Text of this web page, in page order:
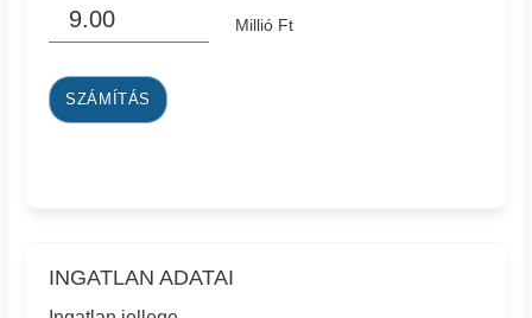
Millió Ft
SZÁMÍTÁS
INGATLAN ADATAI